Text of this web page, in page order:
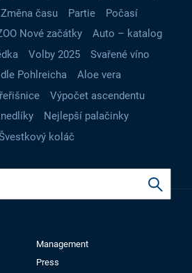
Změna času Partie
Počasí
Nové začátky
Auto – katalog
Volby 2025
Svařené víno
Pohlreicha
Aloe vera
Výpočet ascendentu
Nejlepší palačinky
koláč
Management
Press